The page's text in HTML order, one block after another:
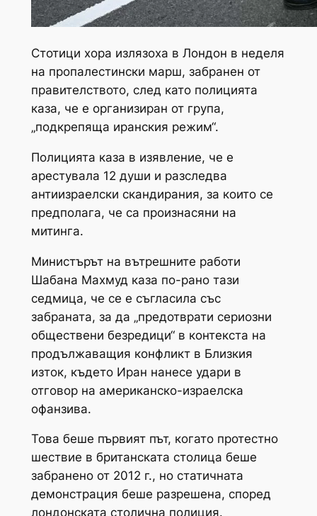
Стотици хора излязоха в Лондон в неделя
на пропалестински марш, забранен от
правителството, след като полицията
каза, че е организиран от група,
„подкрепяща иранския режим“.
Полицията каза в изявление, че е
арестувала 12 души и разследва
антиизраелски скандирания, за които се
предполага, че са произнасяни на
митинга.
Министърът на вътрешните работи
Шабана Махмуд каза по-рано тази
седмица, че се е съгласила със
забраната, за да „предотврати сериозни
обществени безредици“ в контекста на
продължаващия конфликт в Близкия
изток, където Иран нанесе удари в
отговор на американско-израелска
офанзива.
Това беше първият път, когато протестно
шествие в британската столица беше
забранено от 2012 г., но статичната
демонстрация беше разрешена, според
лондонската столична полиция.